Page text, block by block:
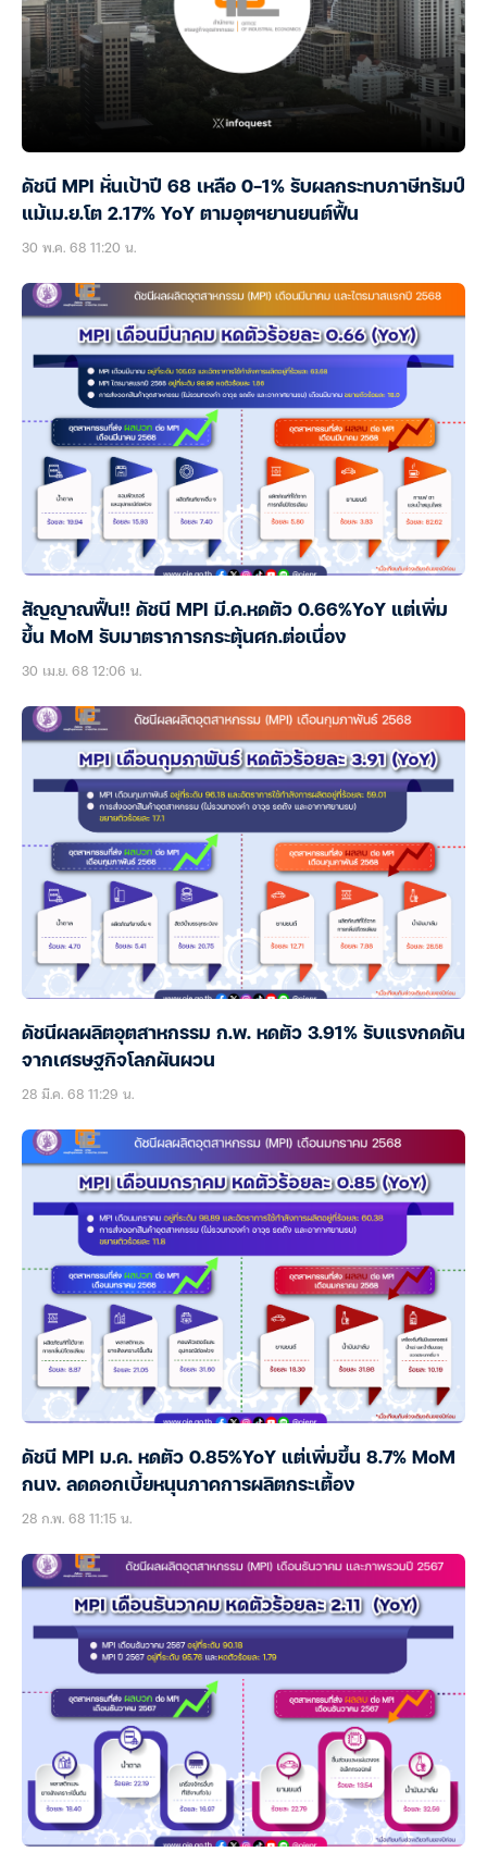
ดัชนี MPI หั่นเป้าปี 68 เหลือ 0-1% รับผลกระทบภาษีทรัมป์
แม้เม.ย.โต 2.17% YoY ตามอุตฯยานยนต์ฟื้น
30 พ.ค. 68 11:20 น.
สัญญาณฟื้น!! ดัชนี MPI มี.ค.หดตัว 0.66%YoY แต่เพิ่ม
ขึ้น MoM รับมาตราการกระตุ้นศก.ต่อเนื่อง
30 เม.ย. 68 12:06 น.
ดัชนีผลผลิตอุตสาหกรรม ก.พ. หดตัว 3.91% รับแรงกดดัน
จากเศรษฐกิจโลกผันผวน
28 มี.ค. 68 11:29 น.
ดัชนี MPI ม.ค. หดตัว 0.85%YoY แต่เพิ่มขึ้น 8.7% MoM
กนง. ลดดอกเบี้ยหนุนภาคการผลิตกระเตื้อง
28 ก.พ. 68 11:15 น.